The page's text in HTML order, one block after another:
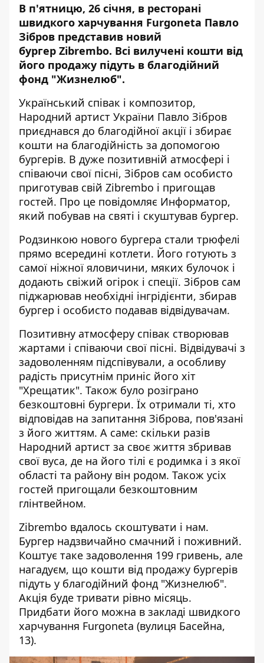
В п'ятницю, 26 січня, в ресторані
швидкого харчування Furgoneta Павло
Зібров представив новий
бургер Zibrembo. Всі вилучені кошти від
його продажу підуть в благодійний
фонд "Жизнелюб".
Український співак і композитор,
Народний артист України Павло Зібров
приєднався до благодійної акції і збирає
кошти на благодійність за допомогою
бургерів. В дуже позитивній атмосфері і
співаючи свої пісні, Зібров сам особисто
приготував свій Zibrembo і пригощав
гостей. Про це повідомляє Информатор,
який побував на святі і скуштував бургер.
Родзинкою нового бургера стали трюфелі
прямо всередині котлети. Його готують з
самої ніжної яловичини, мяких булочок і
додають свіжий огірок і спеції. Зібров сам
піджарював необхідні інгрідієнти, збирав
бургер і особисто подавав відвідувачам.
Позитивну атмосферу співак створював
жартами і співаючи свої пісні. Відвідувачі з
задоволенням підспівували, а особливу
радість присутнім приніс його хіт
"Хрещатик". Також було розіграно
безкоштовні бургери. Їх отримали ті, хто
відповідав на запитання Зіброва, пов'язані
з його життям. А саме: скільки разів
Народний артист за своє життя збривав
свої вуса, де на його тілі є родимка і з якої
області та району він родом. Також усіх
гостей пригощали безкоштовним
глінтвейном.
Zibrembo вдалось скоштувати і нам.
Бургер надзвичайно смачний і поживний.
Коштує таке задоволення 199 гривень, але
нагадуєм, що кошти від продажу бургерів
підуть у благодійний фонд "Жизнелюб".
Акція буде тривати рівно місяць.
Придбати його можна в закладі швидкого
харчування Furgoneta (вулиця Басейна,
13).